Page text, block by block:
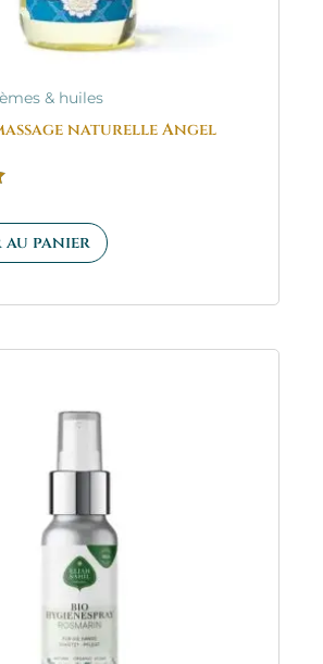
& huiles
naturelle Angel
panier